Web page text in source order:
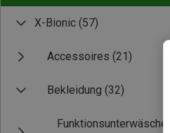
X-Bionic (57)
Accessoires (21)
Bekleidung (32)
Funktionsunterwäsche